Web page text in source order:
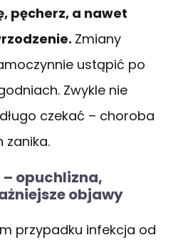
pęcherz, a nawet
Zmiany
ustąpić po
Zwykle nie
czekać – choroba
zanika.
opuchlizna,
objawy
przypadku infekcja od